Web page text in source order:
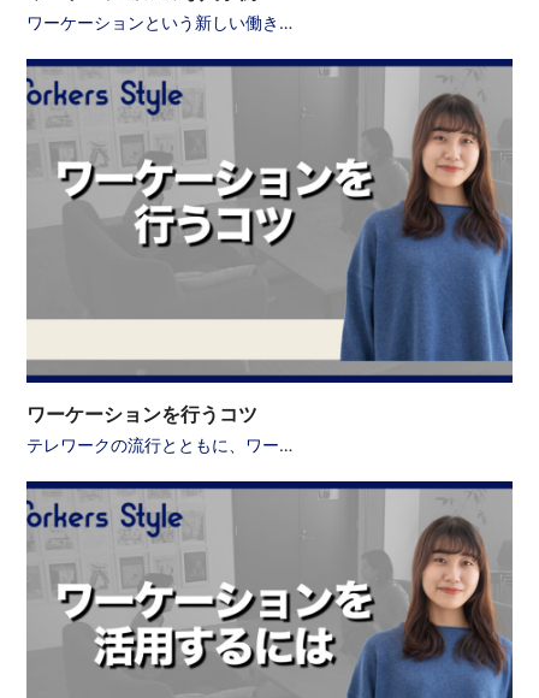
ワーケーションという新しい働き…
ワーケーションを行うコツ
テレワークの流行とともに、ワー…